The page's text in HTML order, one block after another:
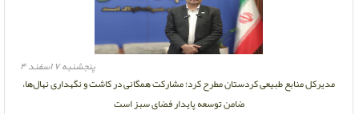
مدیرکل منابع طبیعی کردستان مطرح کرد؛ مشارکت همگانی در کاشت و نگهداری نهال‌ها،
ضامن توسعه پایدار فضای سبز است
پنجشنبه ۷ اسفند ۴